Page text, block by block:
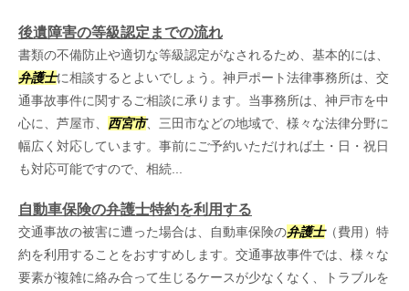
後遺障害の等級認定までの流れ
書類の不備防止や適切な等級認定がなされるため、基本的には、
弁護士に相談するとよいでしょう。神戸ポート法律事務所は、交
通事故事件に関するご相談に承ります。当事務所は、神戸市を中
心に、芦屋市、 西宮市、三田市などの地域で、様々な法律分野に
幅広く対応しています。事前にご予約いただければ土・日・祝日
も対応可能ですので、相続...
自動車保険の弁護士特約を利用する
交通事故の被害に遭った場合は、自動車保険の弁護士（費用）特
約を利用することをおすすめします。交通事故事件では、様々な
要素が複雑に絡み合って生じるケースが少なくなく、トラブルを